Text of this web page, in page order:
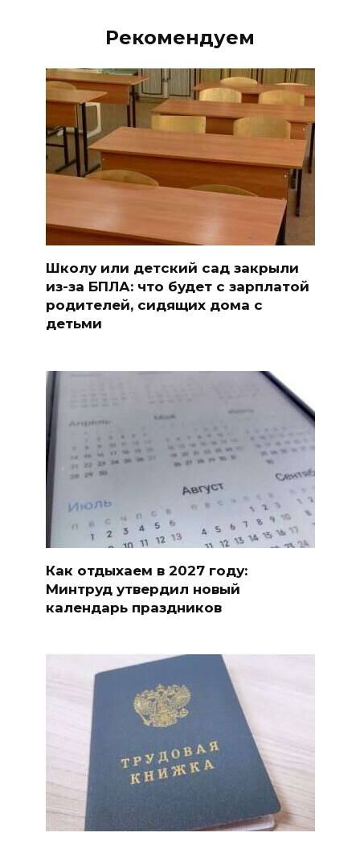
Рекомендуем
Школу или детский сад закрыли
из-за БПЛА: что будет с зарплатой
родителей, сидящих дома с
детьми
Как отдыхаем в 2027 году:
Минтруд утвердил новый
календарь праздников